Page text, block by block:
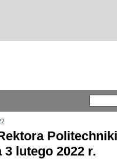
Politechniki
lutego 2022 r.